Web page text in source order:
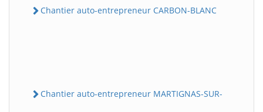
Chantier auto-entrepreneur CARBON-BLANC
Chantier auto-entrepreneur MARTIGNAS-SUR-